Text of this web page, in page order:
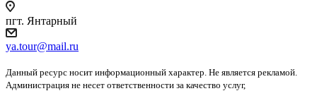
пгт. Янтарный
ya.tour@mail.ru
Данный ресурс носит информационный характер. Не является рекламой.
Администрация не несет ответственности за качество услуг,